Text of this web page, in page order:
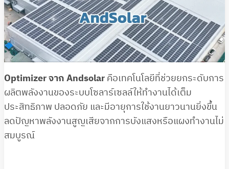
Optimizer จาก Andsolarคือเทคโนโลยีที่ช่วยยกระดับการ
ผลิตพลังงานของระบบโซลาร์เซลล์ให้ทำงานได้เต็ม
ประสิทธิภาพ ปลอดภัย และมีอายุการใช้งานยาวนานยิ่งขึ้น
ลดปัญหาพลังงานสูญเสียจากการบังแสงหรือแผงทำงานไม่
สมบูรณ์